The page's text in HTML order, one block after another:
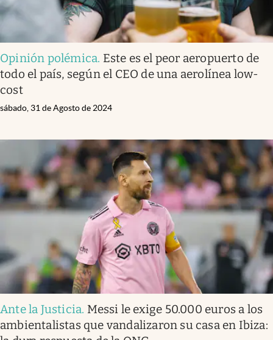
Opinión polémica. Este es el peor aeropuerto de
todo el país, según el CEO de una aerolínea low-
cost
sábado, 31 de Agosto de 2024
Ante la Justicia. Messi le exige 50.000 euros a los
ambientalistas que vandalizaron su casa en Ibiza: